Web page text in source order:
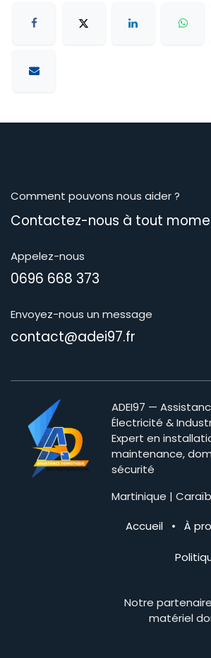
Comment pouvons nous aider ?
Contactez-nous à tout
Appelez-nous
0696 668 373
Envoyez-nous un message
contact@adei97.fr
ADEI97 —
Électricité &
Expert en
maintenance,
sécurité
Martinique |
Accueil
• À
Notre
matériel